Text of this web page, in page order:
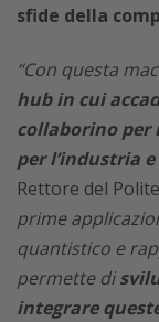
sfide della
“Con questa
hub in cui
collaborino per
per l’industria
Rettore del
prime
quantistico e
permette di
integrare